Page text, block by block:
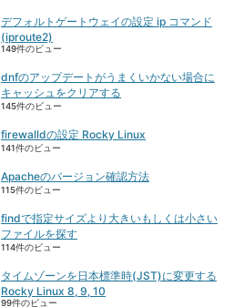
デフォルトゲートウェイの設定 ip コマンド
(iproute2)
149件のビュー
dnfのアップデートがうまくいかない場合に
キャッシュをクリアする
145件のビュー
firewalldの設定 Rocky Linux
141件のビュー
Apacheのバージョン確認方法
115件のビュー
findで指定サイズより大きいもしくは小さい
ファイルを探す
114件のビュー
タイムゾーンを日本標準時(JST)に変更する
Rocky Linux 8, 9, 10
99件のビュー